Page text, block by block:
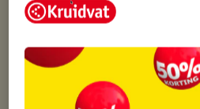
Kruidvat is altijd
Gratis ophalen in de winkel
Op werkdagen voor 22:00 uur
Gratis thuisbezorgd vanaf 50.00